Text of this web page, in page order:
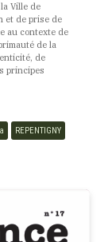
Ville de
et de prise de
au contexte de
de la
de
principes
REPENTIGNY